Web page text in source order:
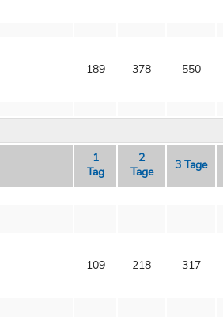
189 378 550
1
Tag
2
Tage
3 Tage
109 218 317